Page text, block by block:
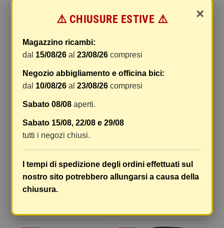
31,23 € 39,04 € 29,77 € 37,21 €
CUSCINO PER SEDILE
33,67 €
LOMBARE ORTOPEDICO
×
⚠️ CHIUSURE ESTIVE ⚠️
Magazzino ricambi:
dal 15/08/26 al23/08/26 compresi
Negozio abbigliamento e officina bici:
dal 10/08/26 al23/08/26 compresi
Sabato 08/08 aperti.
Sabato 15/08, 22/08 e 29/08
tutti i negozi chiusi.
I tempi di spedizione degli ordini effettuati sul
nostro sito potrebbero allungarsi a causa della
chiusura.